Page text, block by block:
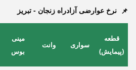
نرخ عوارضی آزادراه زنجان - تبریز
قطعه
(پیمایش)
سواری وانت
مینی
بوس